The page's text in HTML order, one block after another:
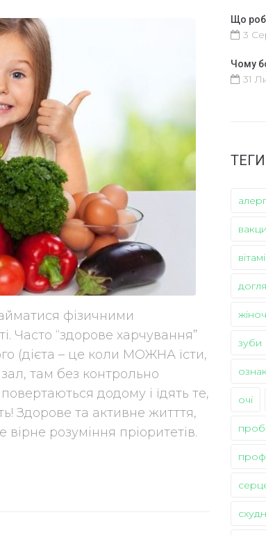
фізичними
Часто “здорове харчування”
(дієта – це коли МОЖНА їсти,
там без контрольно
додому і їдять те,
Здорове та активне житття,
розуміння пріоритетів.
Що
3
Чому
31
ТЕГИ
зуби
очі